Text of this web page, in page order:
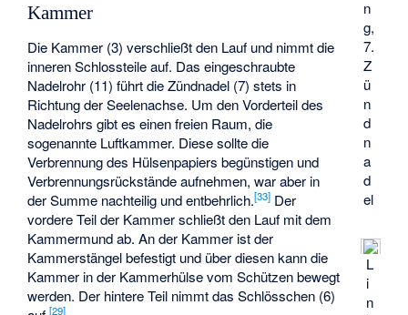
n
g,
7.
Z
ü
n
d
n
a
d
el
L
i
n
Kammer
Die Kammer (3) verschließt den Lauf und nimmt die
inneren Schlossteile auf. Das eingeschraubte
Nadelrohr (11) führt die Zündnadel (7) stets in
Richtung der Seelenachse. Um den Vorderteil des
Nadelrohrs gibt es einen freien Raum, die
sogenannte Luftkammer. Diese sollte die
Verbrennung des Hülsenpapiers begünstigen und
Verbrennungsrückstände aufnehmen, war aber in
der Summe nachteilig und entbehrlich.[33] Der
vordere Teil der Kammer schließt den Lauf mit dem
Kammermund ab. An der Kammer ist der
Kammerstängel befestigt und über diesen kann die
Kammer in der Kammerhülse vom Schützen bewegt
werden. Der hintere Teil nimmt das Schlösschen (6)
[29]